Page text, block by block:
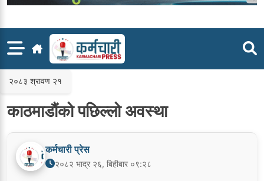
२०८३ श्रावण २१
काठमाडौंको पछिल्लो अवस्था
कर्मचारी प्रेस
२०८२ भाद्र २६, बिहीबार ०९:२८